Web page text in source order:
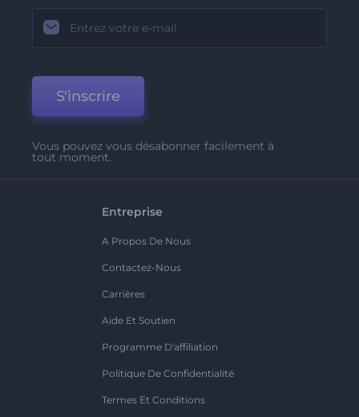
S'inscrire
Vous pouvez vous désabonner facilement à
tout moment.
Entreprise
A Propos De Nous
Contactez-Nous
Carrières
Aide Et Soutien
Programme D'affiliation
Politique De Confidentialité
Termes Et Conditions